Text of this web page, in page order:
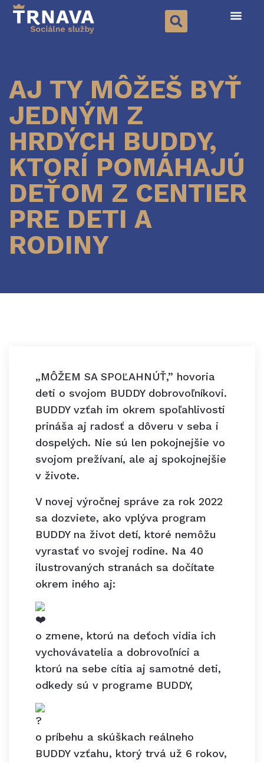
AJ TY MÔŽEŠ BYŤ
JEDNÝM Z
HRDÝCH BUDDY,
KTORÍ POMÁHAJÚ
DEŤOM Z CENTIER
PRE DETI A
RODINY
„MÔŽEM SA SPOĽAHNÚŤ,” hovoria
deti o svojom BUDDY dobrovoľníkovi.
BUDDY vzťah im okrem spoľahlivosti
prináša aj radosť a dôveru v seba i
dospelých. Nie sú len pokojnejšie vo
svojom prežívaní, ale aj spokojnejšie
v živote.
V novej výročnej správe za rok 2022
sa dozviete, ako vplýva program
BUDDY na život detí, ktoré nemôžu
vyrastať vo svojej rodine. Na 40
ilustrovaných stranách sa dočítate
okrem iného aj:
o zmene, ktorú na deťoch vidia ich
vychovávatelia a dobrovoľníci a
ktorú na sebe cítia aj samotné deti,
odkedy sú v programe BUDDY,
o príbehu a skúškach reálneho
BUDDY vzťahu, ktorý trvá už 6 rokov,